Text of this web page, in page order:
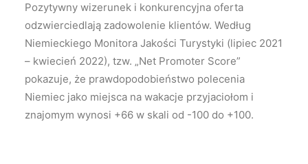
Pozytywny wizerunek i konkurencyjna oferta
odzwierciedlają zadowolenie klientów. Według
Niemieckiego Monitora Jakości Turystyki (lipiec 2021
– kwiecień 2022), tzw. „Net Promoter Score”
pokazuje, że prawdopodobieństwo polecenia
Niemiec jako miejsca na wakacje przyjaciołom i
znajomym wynosi +66 w skali od -100 do +100.